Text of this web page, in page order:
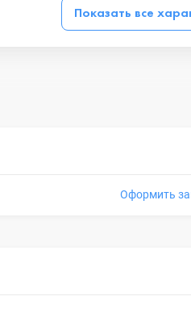
Показать все
Оформить